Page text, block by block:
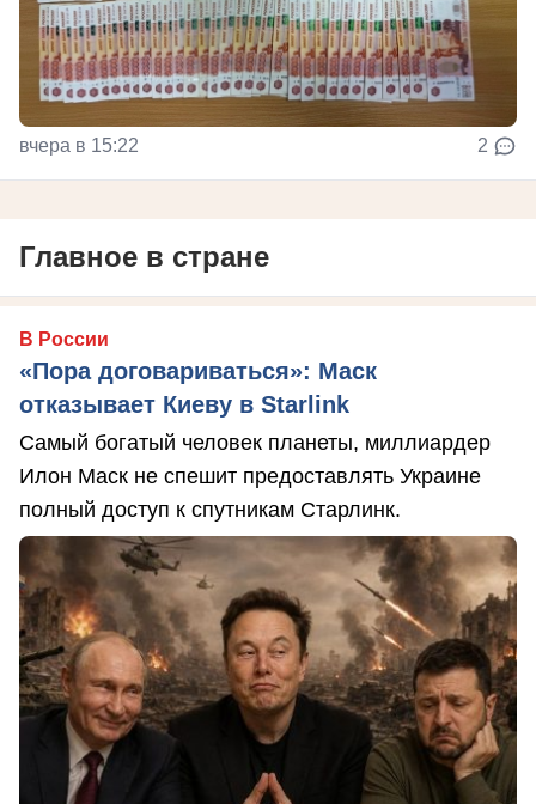
вчера в 15:22 2
Главное в стране
В России
«Пора договариваться»: Маск
отказывает Киеву в Starlink
Самый богатый человек планеты, миллиардер
Илон Маск не спешит предоставлять Украине
полный доступ к спутникам Старлинк.